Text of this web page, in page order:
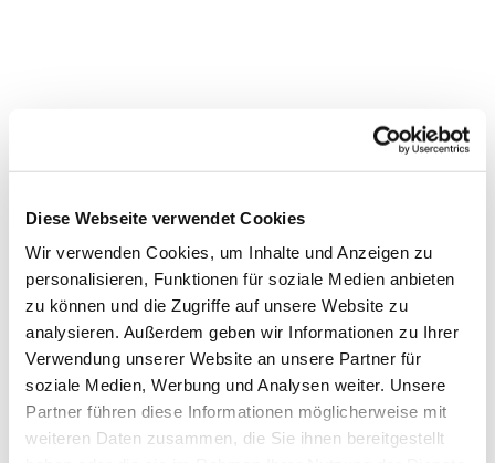
Diese Webseite verwendet Cookies
Wir verwenden Cookies, um Inhalte und Anzeigen zu
personalisieren, Funktionen für soziale Medien anbieten
zu können und die Zugriffe auf unsere Website zu
analysieren. Außerdem geben wir Informationen zu Ihrer
Verwendung unserer Website an unsere Partner für
soziale Medien, Werbung und Analysen weiter. Unsere
Partner führen diese Informationen möglicherweise mit
weiteren Daten zusammen, die Sie ihnen bereitgestellt
Dies könnte Sie auch
interessieren